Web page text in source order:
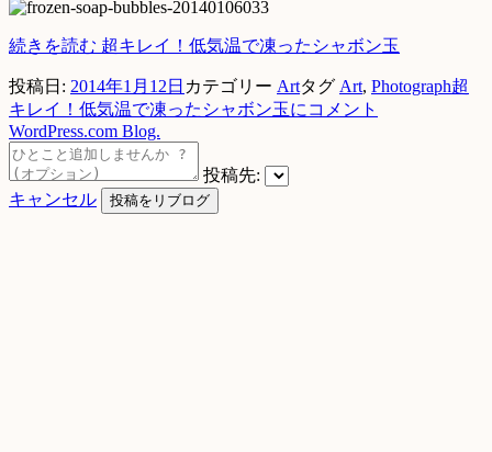
続きを読む 超キレイ！低気温で凍ったシャボン玉
投稿日: 2014年1月12日 カテゴリー Artタグ Art, Photograph超
キレイ！低気温で凍ったシャボン玉に コメント
WordPress.com Blog.
投稿先:
キャンセル